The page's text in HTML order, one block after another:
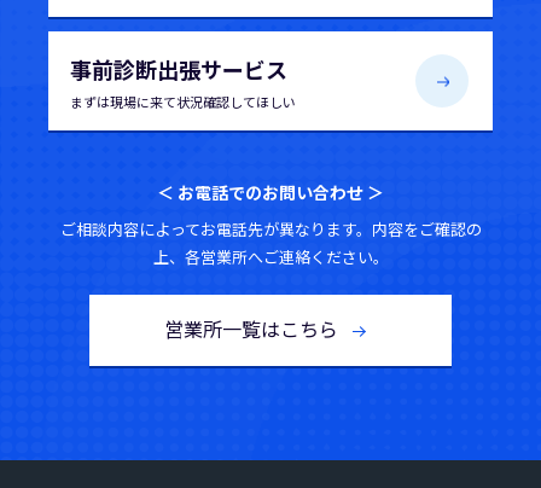
事前診断出張サービス
まずは現場に来て状況確認してほしい
＜ お電話でのお問い合わせ ＞
ご相談内容によってお電話先が異なります。内容をご確認の
上、各営業所へご連絡ください。
営業所一覧はこちら